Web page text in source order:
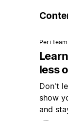
Per i team
less
Don't
show
and